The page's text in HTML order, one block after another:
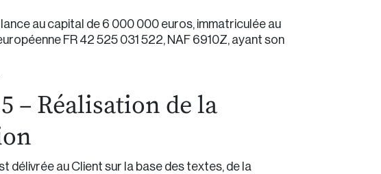
au capital de 6 000 000 euros, immatriculée au
FR 42 525 031 522, NAF 6910Z, ayant son
– Réalisation de la
délivrée au Client sur la base des textes, de la